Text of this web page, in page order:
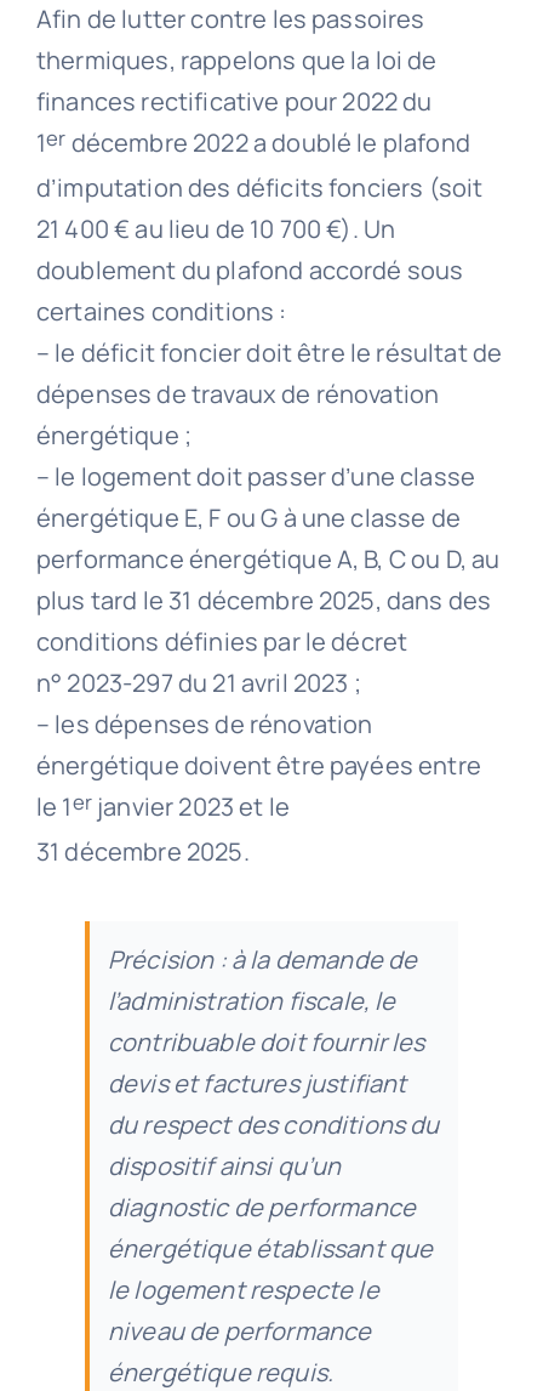
Afin de lutter contre les passoires
thermiques, rappelons que la loi de
finances rectificative pour 2022 du
1er décembre 2022 a doublé le plafond
d’imputation des déficits fonciers (soit
21 400 € au lieu de 10 700 €). Un
doublement du plafond accordé sous
certaines conditions :
– le déficit foncier doit être le résultat de
dépenses de travaux de rénovation
énergétique ;
– le logement doit passer d’une classe
énergétique E, F ou G à une classe de
performance énergétique A, B, C ou D, au
plus tard le 31 décembre 2025, dans des
conditions définies par le décret
n° 2023-297 du 21 avril 2023 ;
– les dépenses de rénovation
énergétique doivent être payées entre
le 1erjanvier 2023 et le
31 décembre 2025.
Précision : à la demande de
l’administration fiscale, le
contribuable doit fournir les
devis et factures justifiant
du respect des conditions du
dispositif ainsi qu’un
diagnostic de performance
énergétique établissant que
le logement respecte le
niveau de performance
énergétique requis.